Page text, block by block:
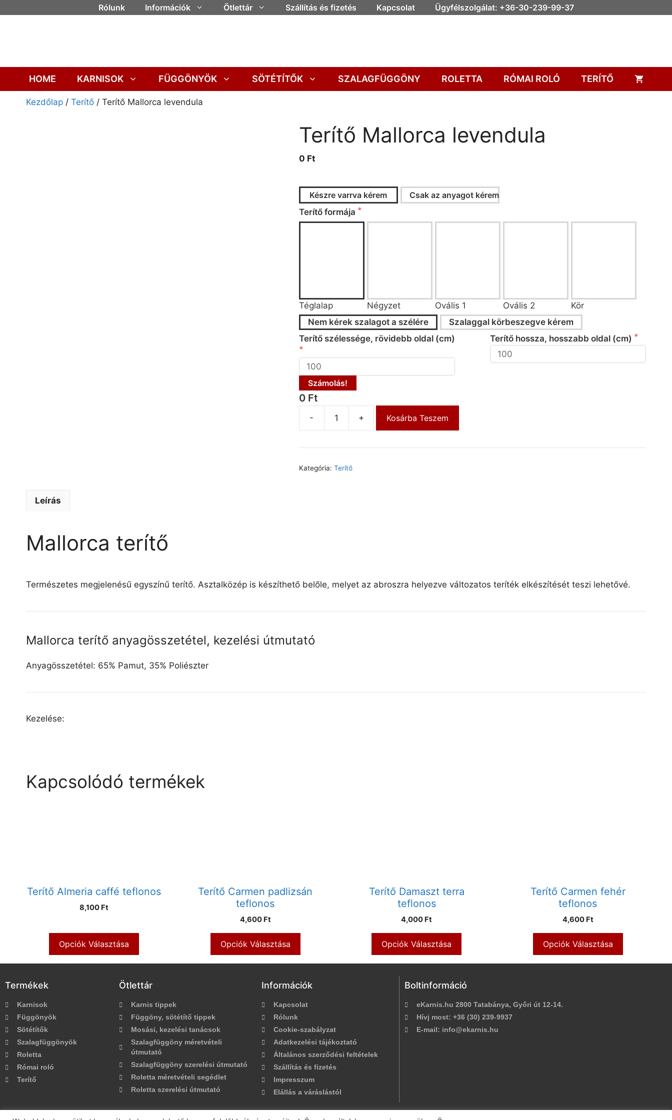
Rólunk Információk Ötlettár Szállítás és fizetés Kapcsolat Ügyfélszolgálat: +36-30-239-99-37
HOME KARNISOK FÜGGÖNYÖK SÖTÉTÍTŐK SZALAGFÜGGÖNY ROLETTA RÓMAI ROLÓ TERÍTŐ
Kezdőlap / Terítő / Terítő Mallorca levendula
Terítő Mallorca levendula
0 Ft
Készre varrva kérem
Csak az anyagot kérem
Terítő formája
Téglalap Négyzet Ovális 1 Ovális 2
Kör
Nem kérek szalagot a szélére
Szalaggal körbeszegve kérem
Terítő szélessége, rövidebb oldal (cm)
Terítő hossza, hosszabb oldal (cm)
Számolás!
0 Ft
- + Kosárba Teszem
Kategória: Terítő
Leírás
Mallorca terítő
Természetes megjelenésű egyszínű terítő. Asztalközép is készíthető belőle, melyet az abroszra helyezve változatos teríték elkészítését teszi lehetővé.
Mallorca terítő anyagösszetétel, kezelési útmutató
Anyagösszetétel: 65% Pamut, 35% Poliészter
Kezelése:
Kapcsolódó termékek
Terítő Almeria caffé teflonos
8,100 Ft
Opciók Választása
Terítő Carmen padlizsán
teflonos
4,600 Ft
Opciók Választása
Terítő Damaszt terra
teflonos
4,000 Ft
Opciók Választása
Terítő Carmen fehér
teflonos
4,600 Ft
Opciók Választása
Termékek
Karnisok
Függönyök
Sötétítők
Szalagfüggönyök
Roletta
Római roló
Terítő
Ötlettár
Karnis tippek
Függöny, sötétítő tippek
Mosási, kezelési tanácsok
Szalagfüggöny méretvételi
útmutató
Szalagfüggöny szerelési útmutató
Roletta méretvételi segédlet
Roletta szerelési útmutató
Információk
Kapcsolat
Rólunk
Cookie-szabályzat
Adatkezelési tájékoztató
Általános szerződési feltételek
Szállítás és fizetés
Impresszum
Elállás a váráslástól
Boltinformáció
eKarnis.hu 2800 Tatabánya, Győri út 12-14.
Hívj most: +36 (30) 239-9937
E-mail: info@ekarnis.hu